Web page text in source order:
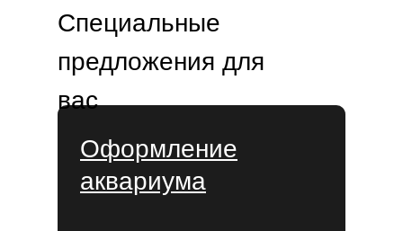
Оформление
аквариума
Специальные
предложения для
вас